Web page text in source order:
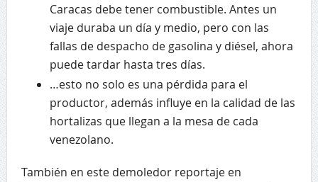
Caracas debe tener combustible. Antes un
viaje duraba un día y medio, pero con las
fallas de despacho de gasolina y diésel, ahora
puede tardar hasta tres días.
…esto no solo es una pérdida para el
productor, además influye en la calidad de las
hortalizas que llegan a la mesa de cada
venezolano.
También en este demoledor reportaje en